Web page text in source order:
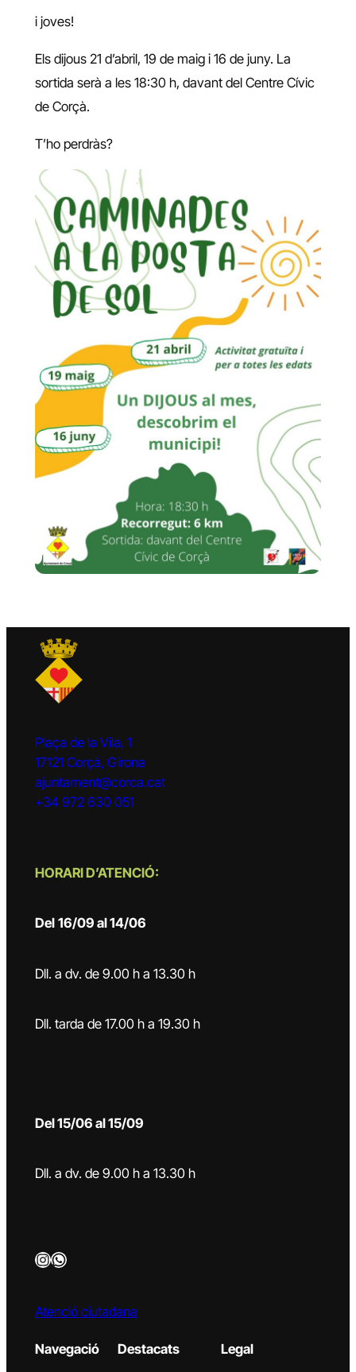
i joves!
Els dijous 21 d’abril, 19 de maig i 16 de juny. La
sortida serà a les 18:30 h, davant del Centre Cívic
de Corçà.
T’ho perdràs?
Plaça de la Vila, 1
17121 Corçà, Girona
ajuntament@corca.cat
+34 972 630 051
HORARI D’ATENCIÓ:
Del 16/09 al 14/06
Dll. a dv. de 9.00 h a 13.30 h
Dll. tarda de 17.00 h a 19.30 h
Del 15/06 al 15/09
Dll. a dv. de 9.00 h a 13.30 h
InstagramWhatsApp
Atenció ciutadana
Navegació Destacats Legal